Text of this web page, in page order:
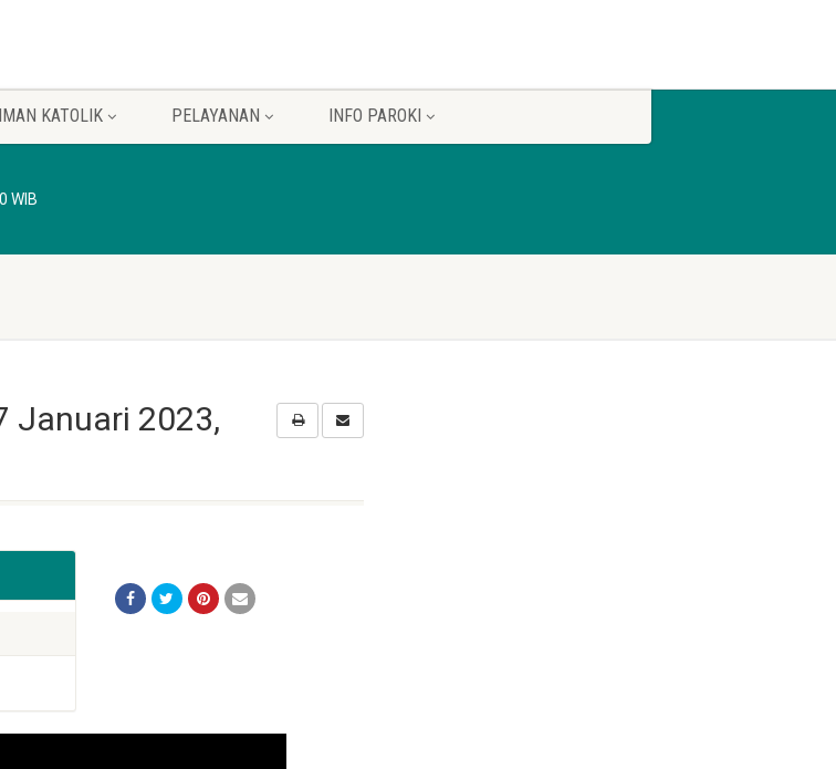
IMAN KATOLIK PELAYANAN INFO PAROKI
WIB
Januari 2023,